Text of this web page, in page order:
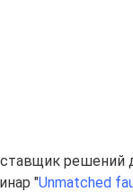
решений
"Unmatched